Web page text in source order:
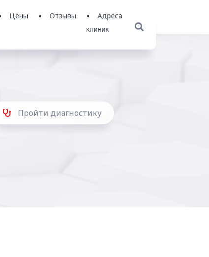
Цены Отзывы
Адреса
клиник
Пройти диагностику